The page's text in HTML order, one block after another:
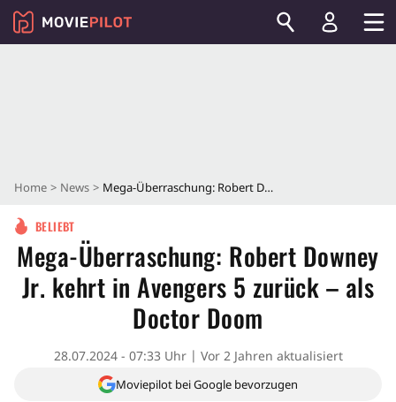
Home News Mega-Überraschung: Robert Downey Jr. kehrt in Avengers 5 zurück – als Doctor Doom
BELIEBT
Mega-Überraschung: Robert Downey
Jr. kehrt in Avengers 5 zurück – als
Doctor Doom
28.07.2024 - 07:33 Uhr Vor 2 Jahren aktualisiert
Moviepilot bei Google bevorzugen